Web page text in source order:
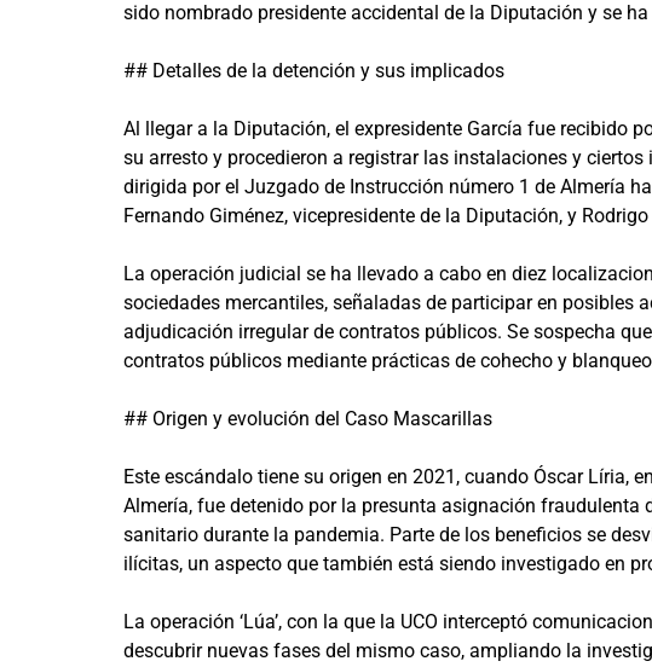
sido nombrado presidente accidental de la Diputación y se
## Detalles de la detención y sus implicados
Al llegar a la Diputación, el expresidente García fue recibido
su arresto y procedieron a registrar las instalaciones y
dirigida por el Juzgado de Instrucción número 1 de Almería
Fernando Giménez, vicepresidente de la Diputación, y
La operación judicial se ha llevado a cabo en diez
sociedades mercantiles, señaladas de participar en posibles
adjudicación irregular de contratos públicos. Se sospecha
contratos públicos mediante prácticas de cohecho y
## Origen y evolución del Caso Mascarillas
Este escándalo tiene su origen en 2021, cuando Óscar Líria,
Almería, fue detenido por la presunta asignación
sanitario durante la pandemia. Parte de los beneficios se
ilícitas, un aspecto que también está siendo investigado en
La operación ‘Lúa’, con la que la UCO interceptó
descubrir nuevas fases del mismo caso, ampliando la